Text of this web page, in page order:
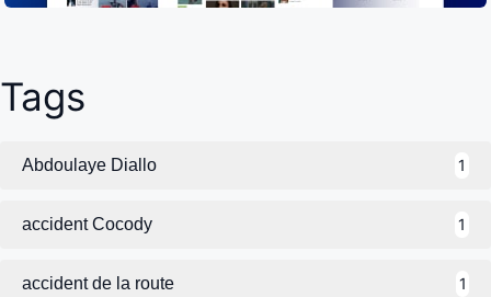
Tags
Abdoulaye Diallo 1
accident Cocody 1
accident de la route 1